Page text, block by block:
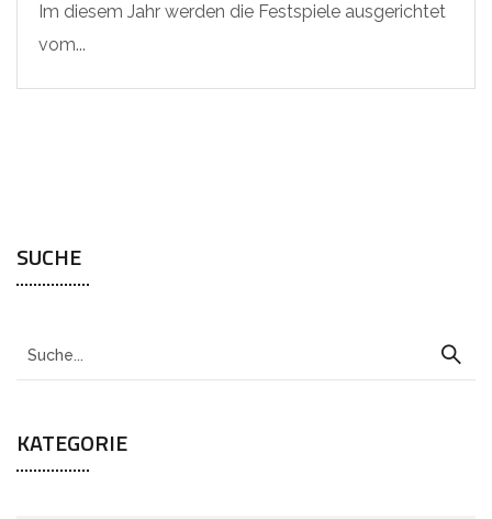
Im diesem Jahr werden die Festspiele ausgerichtet
vom...
SUCHE
KATEGORIE